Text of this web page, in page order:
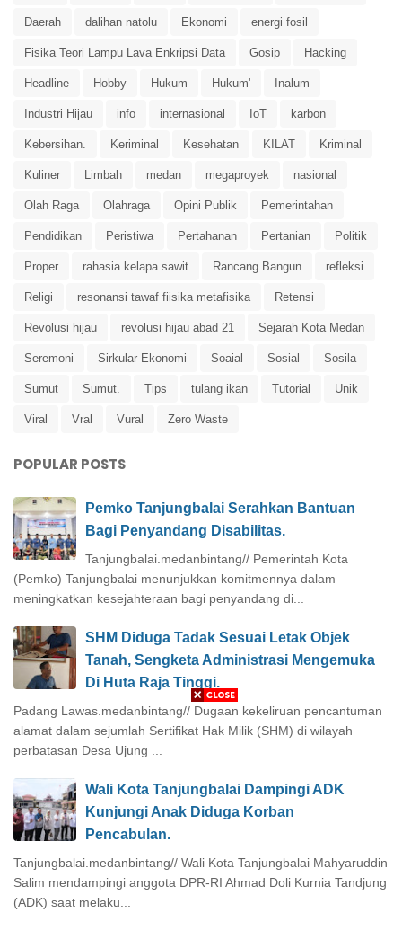
Daerah dalihan natolu Ekonomi energi fosil
Fisika Teori Lampu Lava Enkripsi Data Gosip Hacking
Headline Hobby Hukum Hukum' Inalum
Industri Hijau info internasional IoT karbon
Kebersihan. Keriminal Kesehatan KILAT Kriminal
Kuliner Limbah medan megaproyek nasional
Olah Raga Olahraga Opini Publik Pemerintahan
Pendidikan Peristiwa Pertahanan Pertanian Politik
Proper rahasia kelapa sawit Rancang Bangun refleksi
Religi resonansi tawaf fiisika metafisika Retensi
Revolusi hijau revolusi hijau abad 21 Sejarah Kota Medan
Seremoni Sirkular Ekonomi Soaial Sosial Sosila
Sumut Sumut. Tips tulang ikan Tutorial Unik
Viral Vral Vural Zero Waste
POPULAR POSTS
Pemko Tanjungbalai Serahkan Bantuan
Bagi Penyandang Disabilitas.
Tanjungbalai.medanbintang// Pemerintah Kota
(Pemko) Tanjungbalai menunjukkan komitmennya dalam
meningkatkan kesejahteraan bagi penyandang di...
SHM Diduga Tadak Sesuai Letak Objek
Tanah, Sengketa Administrasi Mengemuka
Di Huta Raja Tinggi.
Padang Lawas.medanbintang// Dugaan kekeliruan pencantuman
alamat dalam sejumlah Sertifikat Hak Milik (SHM) di wilayah
perbatasan Desa Ujung ...
Wali Kota Tanjungbalai Dampingi ADK
Kunjungi Anak Diduga Korban
Pencabulan.
Tanjungbalai.medanbintang// Wali Kota Tanjungbalai Mahyaruddin
Salim mendampingi anggota DPR-RI Ahmad Doli Kurnia Tandjung
(ADK) saat melaku...